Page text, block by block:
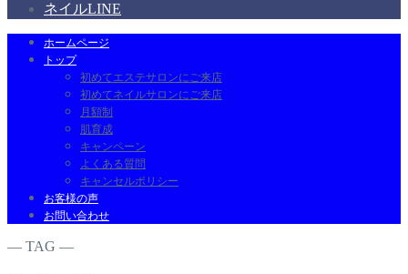
ネイルLINE
ホームページ
トップ
初めてエステサロンにご来店
初めてネイルサロンにご来店
月額制
肌育成
キャンペーン
よくある質問
キャンセルポリシー
お客様の声
お問い合わせ
― TAG ―